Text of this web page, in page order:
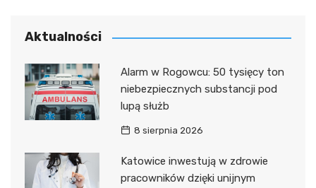
Aktualności
Alarm w Rogowcu: 50 tysięcy ton
niebezpiecznych substancji pod
lupą służb
8 sierpnia 2026
Katowice inwestują w zdrowie
pracowników dzięki unijnym